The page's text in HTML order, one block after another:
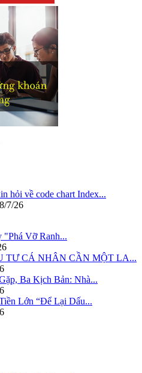
hỏi về code chart Index...
8/7/26
"Phá Vỡ Ranh...
TƯ CÁ NHÂN CẦN MỘT LA...
Ba Kịch Bản: Nhà...
Lớn “Để Lại Dấu...